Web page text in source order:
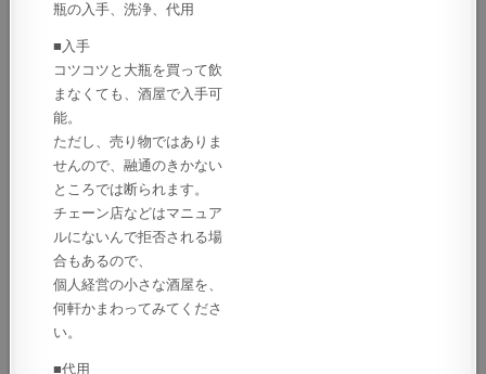
瓶の入手、洗浄、代用
■入手
コツコツと大瓶を買って飲
まなくても、酒屋で入手可
能。
ただし、売り物ではありま
せんので、融通のきかない
ところでは断られます。
チェーン店などはマニュア
ルにないんで拒否される場
合もあるので、
個人経営の小さな酒屋を、
何軒かまわってみてくださ
い。
■代用